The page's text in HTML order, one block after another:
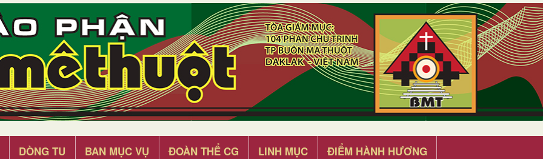
DÒNG TU BAN MỤC VỤ ĐOÀN THỂ CG LINH MỤC ĐIỂM HÀNH HƯƠNG